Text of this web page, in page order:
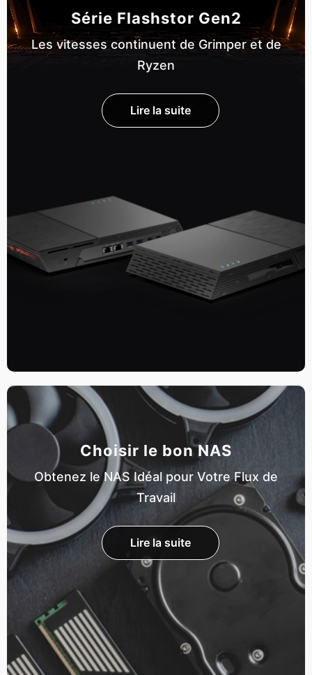
Série Flashstor Gen2
Les vitesses continuent de Grimper et de
Ryzen
Lire la suite
Choisir le bon NAS
Obtenez le NAS Idéal pour Votre Flux de
Travail
Lire la suite